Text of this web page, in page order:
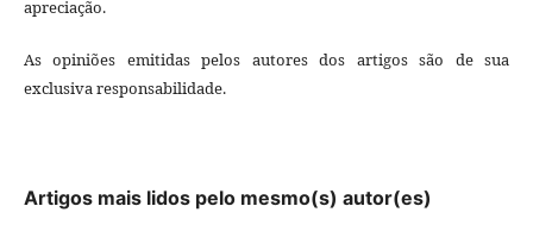
apreciação.
As opiniões emitidas pelos autores dos artigos são de sua
exclusiva responsabilidade.
Artigos mais lidos pelo mesmo(s) autor(es)